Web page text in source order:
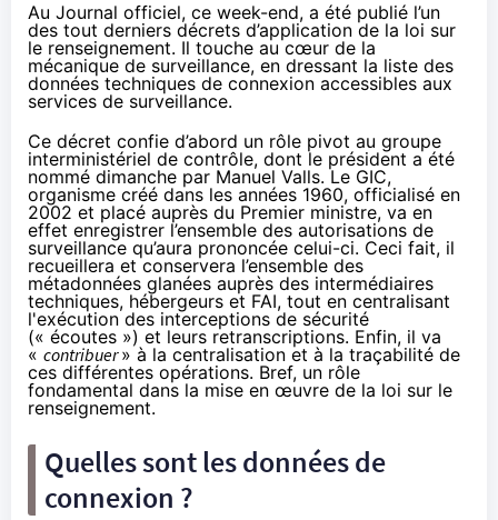
Au Journal officiel, ce week-end, a été publié l’un
des tout derniers décrets d’application de la loi sur
le renseignement. Il touche au cœur de la
mécanique de surveillance, en dressant la liste des
données techniques de connexion accessibles aux
services de surveillance.
Ce décret confie d’abord un rôle pivot au groupe
interministériel de contrôle, dont le président a été
nommé dimanche par Manuel Valls. Le GIC,
organisme créé dans les années 1960, officialisé en
2002 et placé auprès du Premier ministre, va en
effet enregistrer l’ensemble des autorisations de
surveillance qu’aura prononcée celui-ci. Ceci fait, il
recueillera et conservera l’ensemble des
métadonnées glanées auprès des intermédiaires
techniques, hébergeurs et FAI, tout en centralisant
l'exécution des interceptions de sécurité
(« écoutes ») et leurs retranscriptions. Enfin, il va
« contribuer» à la centralisation et à la traçabilité de
ces différentes opérations. Bref, un rôle
fondamental dans la mise en œuvre de la loi sur le
renseignement.
Quelles sont les données de
connexion ?